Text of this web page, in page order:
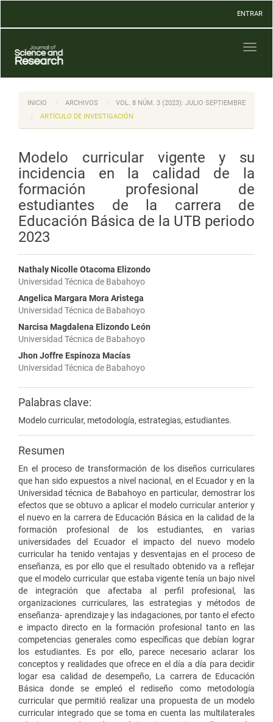
Contenido
Barra
lateral
ENTRAR
INICIO ARCHIVOS
VOL. 8 NÚM. 3 (2023): JULIO SEPTIEMBRE
ARTÍCULO DE INVESTIGACIÓN
Modelo curricular vigente y su
incidencia en la calidad de la
formación profesional de
estudiantes de la carrera de
Educación Básica de la UTB periodo
2023
Nathaly Nicolle Otacoma Elizondo
Universidad Técnica de Babahoyo
Angelica Margara Mora Aristega
Universidad Técnica de Babahoyo
Narcisa Magdalena Elizondo León
Universidad Técnica de Babahoyo
Jhon Joffre Espinoza Macías
Universidad Técnica de Babahoyo
Palabras clave:
Modelo curricular, metodología, estrategias, estudiantes.
Resumen
En el proceso de transformación de los diseños curriculares
que han sido expuestos a nivel nacional, en el Ecuador y en la
Universidad técnica de Babahoyo en particular, demostrar los
efectos que se obtuvo a aplicar el modelo curricular anterior y
el nuevo en la carrera de Educación Básica en la calidad de la
formación profesional de los estudiantes, en varias
universidades del Ecuador el impacto del nuevo modelo
curricular ha tenido ventajas y desventajas en el proceso de
enseñanza, es por ello que el resultado obtenido va a reflejar
que el modelo curricular que estaba vigente tenía un bajo nivel
de integración que afectaba al perfil profesional, las
organizaciones curriculares, las estrategias y métodos de
enseñanza- aprendizaje y las indagaciones, por tanto el efecto
e impacto directo en la formación profesional tanto en las
competencias generales como específicas que debían lograr
los estudiantes. Es por ello, parece necesario aclarar los
conceptos y realidades que ofrece en el día a día para decidir
logar esa calidad de desempeño, La carrera de Educación
Básica donde se empleó el rediseño como metodología
curricular que permitió realizar una propuesta de un modelo
curricular integrado que se toma en cuenta las multilaterales